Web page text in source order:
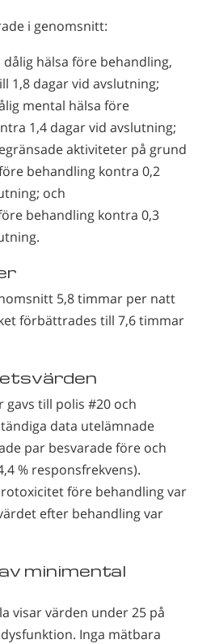
i genomsnitt:
hälsa före behandling,
1,8 dagar vid avslutning;
mental hälsa före
1,4 dagar vid avslutning;
aktiviteter på grund
behandling kontra 0,2
och
behandling kontra 0,3
5,8 timmar per natt
förbättrades till 7,6 timmar
till polis #20 och
data utelämnade
par besvarade före och
% responsfrekvens).
före behandling var
efter behandling var
minimental
visar värden under 25 på
Inga mätbara